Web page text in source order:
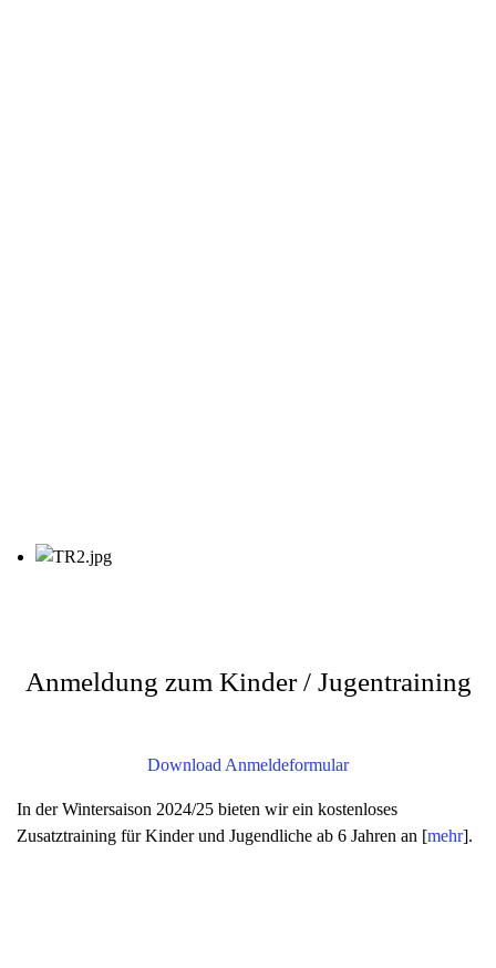
Anmeldung zum Kinder / Jugentraining
Download Anmeldeformular
In der Wintersaison 2024/25 bieten wir ein kostenloses
Zusatztraining für Kinder und Jugendliche ab 6 Jahren an [mehr].